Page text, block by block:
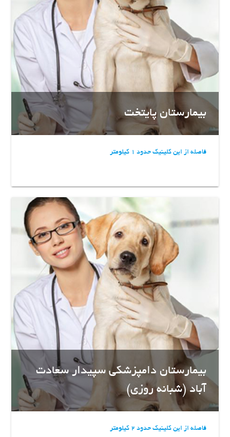
بیمارستان پایتخت
فاصله از این کلینیک حدود 1 کیلومتر
بیمارستان دامپزشکی سپیدار سعادت
آباد (شبانه روزی)
فاصله از این کلینیک حدود 2 کیلومتر